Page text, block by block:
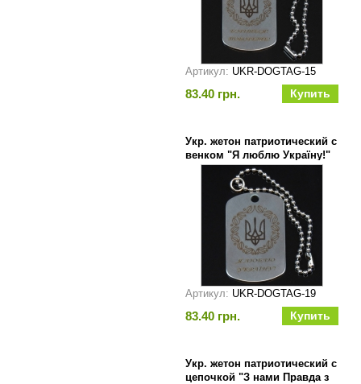
Артикул: UKR-DOGTAG-15
83.40 грн.
Укр. жетон патриотический с
венком "Я люблю Україну!"
Артикул: UKR-DOGTAG-19
83.40 грн.
Укр. жетон патриотический с
цепочкой "З нами Правда з